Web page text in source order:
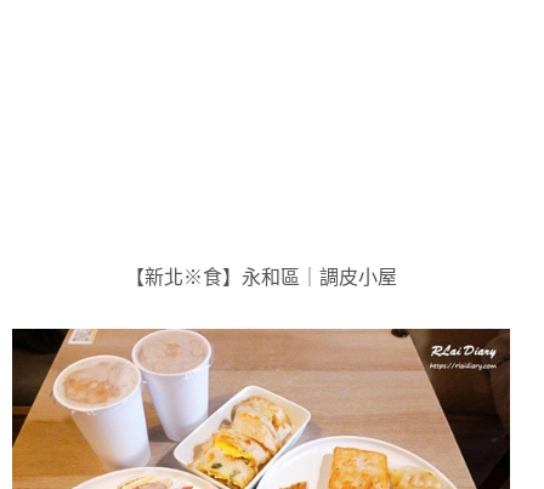
【新北※食】永和區｜調皮小屋